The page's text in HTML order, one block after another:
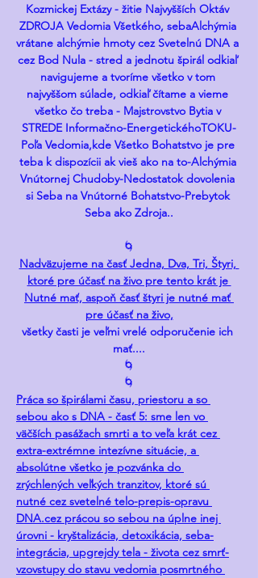
Kozmickej Extázy - žitie Najvyšších Oktáv
ZDROJA Vedomia Všetkého, sebaAlchýmia
vrátane alchýmie hmoty cez Svetelnú DNA a
cez Bod Nula - stred a jednotu špirál odkiaľ
navigujeme a tvoríme všetko v tom
najvyššom súlade, odkiaľ čítame a vieme
všetko čo treba - Majstrovstvo Bytia v
STREDE Informačno-EnergetickéhoTOKU-
Poľa Vedomia,kde Všetko Bohatstvo je pre
teba k dispozícii ak vieš ako na to-Alchýmia
Vnútornej Chudoby-Nedostatok dovolenia
si Seba na Vnútorné Bohatstvo-Prebytok
Seba ako Zdroja..
🌀
Nadväzujeme na časť Jedna, Dva, Tri, Štyri,
ktoré pre účasť na živo pre tento krát je
Nutné mať, aspoň časť štyri je nutné mať
pre účasť na živo,
všetky časti je veľmi vrelé odporučenie ich
mať....
🌀
🌀
Práca so špirálami času, priestoru a so
sebou ako s DNA - časť 5: sme len vo
väčších pasážach smrti a to veľa krát cez
extra-extrémne intezívne situácie, a
absolútne všetko je pozvánka do
zrýchlených veľkých tranzitov, ktoré sú
nutné cez svetelné telo-prepis-opravu
DNA.cez prácou so sebou na úplne inej
úrovni - kryštalizácia, detoxikácia, seba-
integrácia, upgrejdy tela - života cez smrť-
vzovstupy do stavu vedomia posmrtného